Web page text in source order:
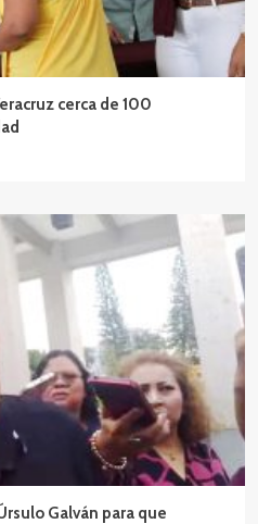
cerca de 100
Galván para que